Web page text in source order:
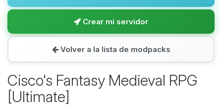
Crear mi servidor
Volver a la lista de modpacks
Cisco's Fantasy Medieval RPG
[Ultimate]